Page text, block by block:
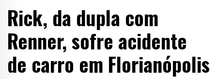
Rick, da dupla com
Renner, sofre acidente
de carro em Florianópolis